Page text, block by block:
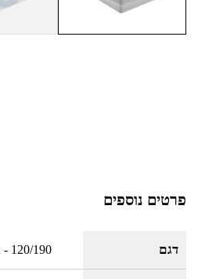
פרטים נוספים
דגם - 120/190